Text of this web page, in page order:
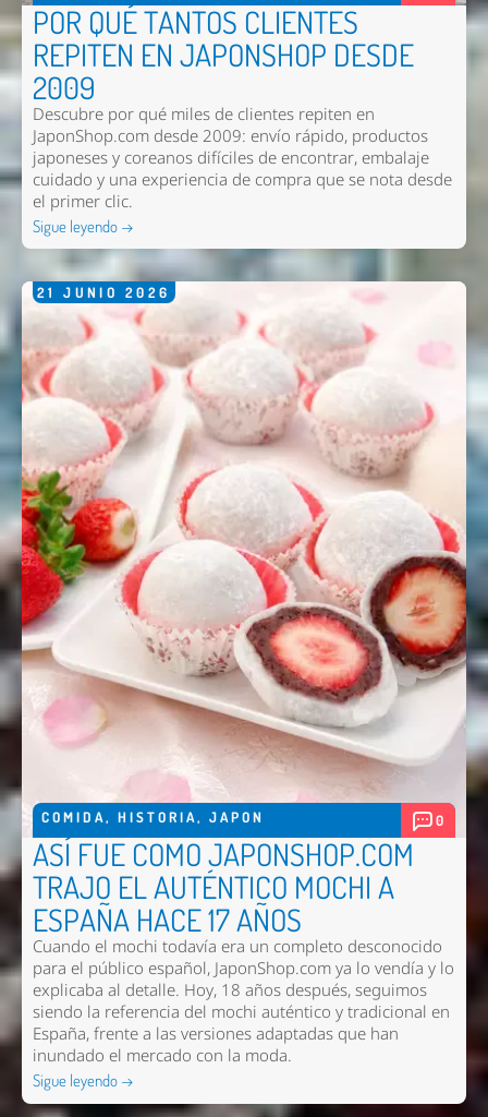
POR QUÉ TANTOS CLIENTES
REPITEN EN JAPONSHOP DESDE
2009
Descubre por qué miles de clientes repiten en
JaponShop.com desde 2009: envío rápido, productos
japoneses y coreanos difíciles de encontrar, embalaje
cuidado y una experiencia de compra que se nota desde
el primer clic.
Sigue leyendo →
21 JUNIO 2026
COMIDA, HISTORIA, JAPON 0
ASÍ FUE COMO JAPONSHOP.COM
TRAJO EL AUTÉNTICO MOCHI A
ESPAÑA HACE 17 AÑOS
Cuando el mochi todavía era un completo desconocido
para el público español, JaponShop.com ya lo vendía y lo
explicaba al detalle. Hoy, 18 años después, seguimos
siendo la referencia del mochi auténtico y tradicional en
España, frente a las versiones adaptadas que han
inundado el mercado con la moda.
Sigue leyendo →